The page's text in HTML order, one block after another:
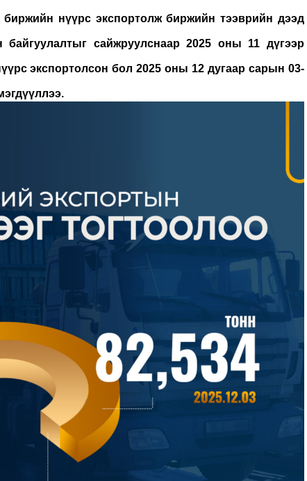
нүүрс экспортолж биржийн тээврийн дээд
байгуулалтыг сайжруулснаар 2025 оны 11 дүгээр
экспортолсон бол 2025 оны 12 дугаар сарын 03-